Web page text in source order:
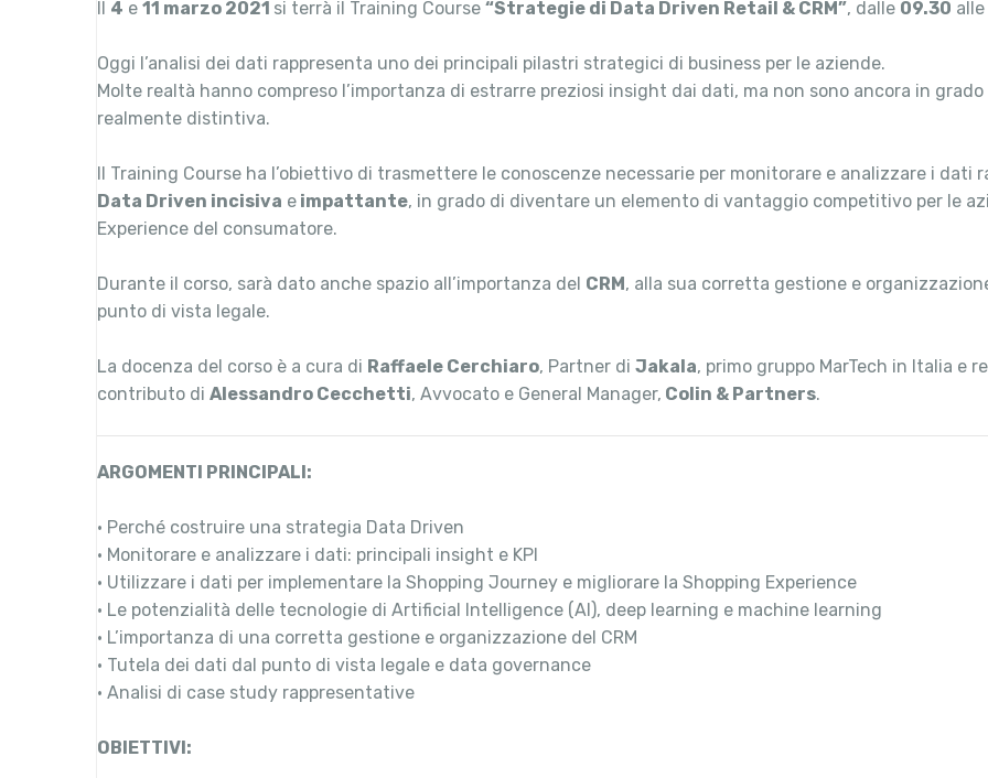
Il 4 e 11 marzo 2021 si terrà il Training Course “Strategie di Data Driven Retail & CRM”, dalle 09.30 alle
Oggi l’analisi dei dati rappresenta uno dei principali pilastri strategici di business per le aziende.
Molte realtà hanno compreso l’importanza di estrarre preziosi insight dai dati, ma non sono ancora in
realmente distintiva.
Il Training Course ha l’obiettivo di trasmettere le conoscenze necessarie per monitorare e analizzare i dati
Data Driven incisiva e impattante, in grado di diventare un elemento di vantaggio competitivo per le
Experience del consumatore.
Durante il corso, sarà dato anche spazio all’importanza del CRM, alla sua corretta gestione e
punto di vista legale.
La docenza del corso è a cura di Raffaele Cerchiaro, Partner di Jakala, primo gruppo MarTech in Italia e
contributo di Alessandro Cecchetti, Avvocato e General Manager, Colin & Partners.
ARGOMENTI PRINCIPALI:
• Perché costruire una strategia Data Driven
• Monitorare e analizzare i dati: principali insight e KPI
• Utilizzare i dati per implementare la Shopping Journey e migliorare la Shopping Experience
• Le potenzialità delle tecnologie di Artificial Intelligence (AI), deep learning e machine learning
• L’importanza di una corretta gestione e organizzazione del CRM
• Tutela dei dati dal punto di vista legale e data governance
• Analisi di case study rappresentative
OBIETTIVI: